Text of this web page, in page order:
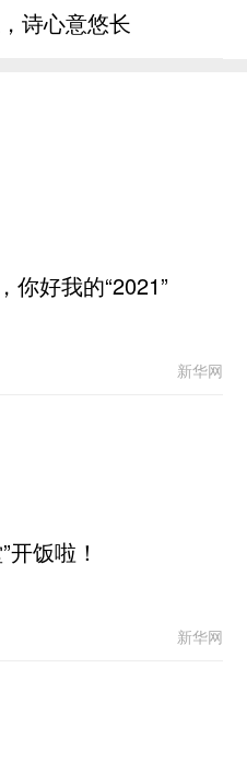
诗心意悠长
你好我的“2021”
新华网
饭啦！
新华网